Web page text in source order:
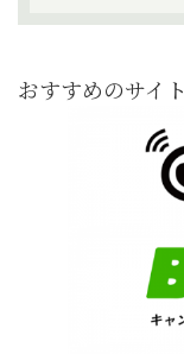
おすすめのサイト